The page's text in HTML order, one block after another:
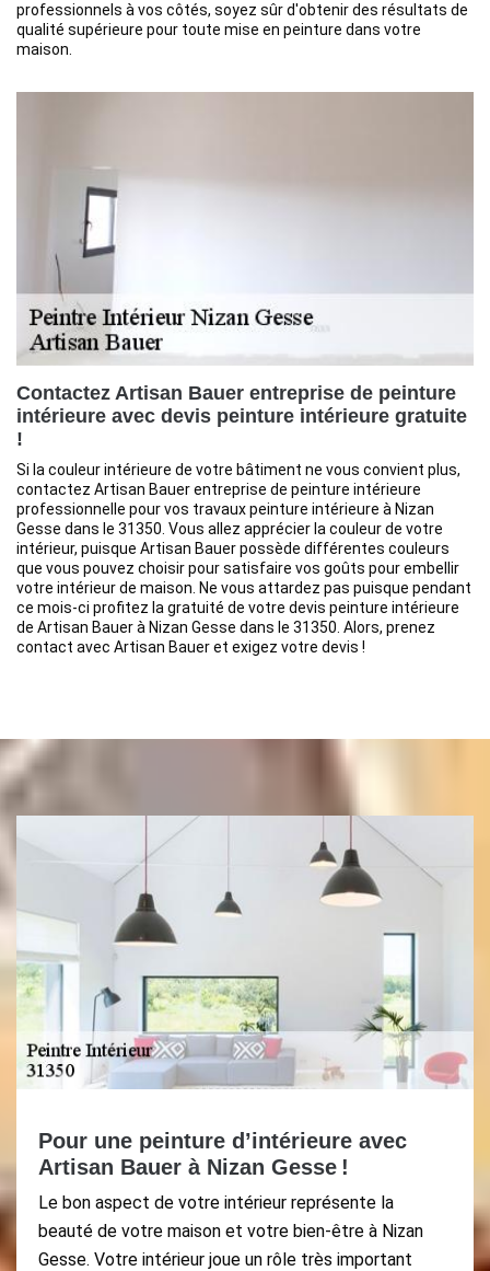
professionnels à vos côtés, soyez sûr d'obtenir des résultats de
qualité supérieure pour toute mise en peinture dans votre
maison.
Contactez Artisan Bauer entreprise de peinture
intérieure avec devis peinture intérieure gratuite
!
Si la couleur intérieure de votre bâtiment ne vous convient plus,
contactez Artisan Bauer entreprise de peinture intérieure
professionnelle pour vos travaux peinture intérieure à Nizan
Gesse dans le 31350. Vous allez apprécier la couleur de votre
intérieur, puisque Artisan Bauer possède différentes couleurs
que vous pouvez choisir pour satisfaire vos goûts pour embellir
votre intérieur de maison. Ne vous attardez pas puisque pendant
ce mois-ci profitez la gratuité de votre devis peinture intérieure
de Artisan Bauer à Nizan Gesse dans le 31350. Alors, prenez
contact avec Artisan Bauer et exigez votre devis !
Pour une peinture d’intérieure avec
Artisan Bauer à Nizan Gesse !
Le bon aspect de votre intérieur représente la
beauté de votre maison et votre bien-être à Nizan
Gesse. Votre intérieur joue un rôle très important